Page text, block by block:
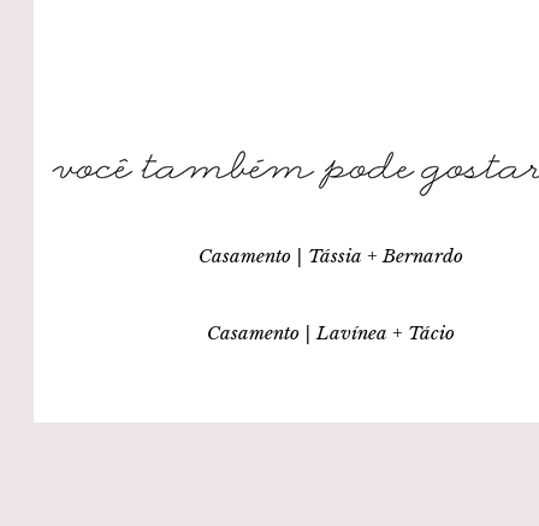
Casamento | Tássia + Bernardo
Casamento | Lavínea + Tácio